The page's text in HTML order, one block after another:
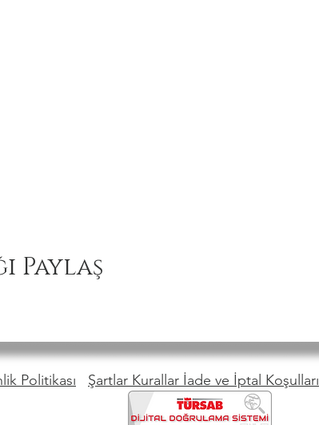
Paylaş
Politikası Şartlar Kurallar İade ve İptal Koşulları